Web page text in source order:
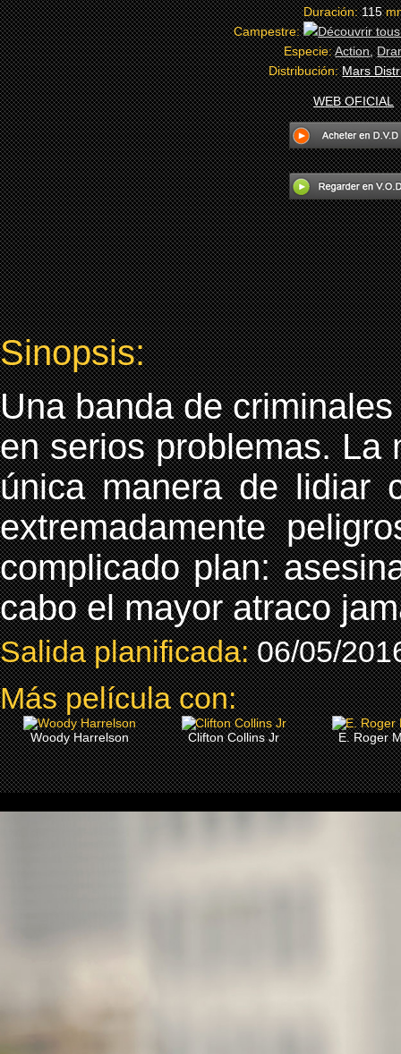
Duración:115
Campestre:
Especie:Action,
Distribución:Mars
WEB OFICIAL
Sinopsis:
Una banda de
en serios problemas. La
única manera de lidiar
extremadamente
complicado plan:
cabo el mayor atraco
Salida planificada:06/05/
Más película con:
Woody Harrelson Clifton Collins Jr E. Roger